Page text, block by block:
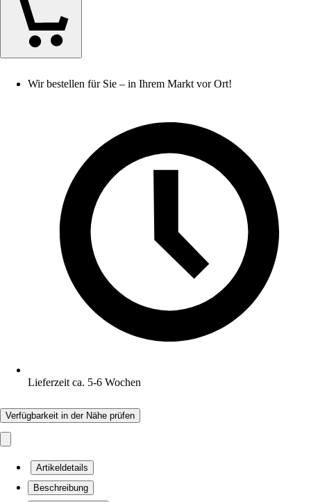
Wir bestellen für Sie – in Ihrem Markt vor Ort!
Lieferzeit ca. 5-6 Wochen
Verfügbarkeit in der Nähe prüfen
Artikeldetails
Beschreibung